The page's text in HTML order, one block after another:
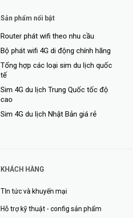
Sản phẩm nổi bật
Router phát wifi theo nhu cầu
Bộ phát wifi 4G di động chính hãng
Tổng hợp các loại sim du lịch quốc
tế
Sim 4G du lịch Trung Quốc tốc độ
cao
Sim 4G du lịch Nhật Bản giá rẻ
KHÁCH HÀNG
TIn tức và khuyến mại
Hỗ trợ kỹ thuật - config sản phẩm